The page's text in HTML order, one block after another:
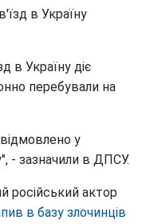
в Україну
в Україну діє
перебували на
у
- зазначили в ДПСУ.
російський актор
в базу злочинців